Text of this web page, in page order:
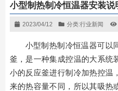
小型制热制冷恒温器安装说
2023/04/12 分类:行业新闻
小型制热制冷恒温器可以
釜，是一种集成控温的大系统
小的反应釜进行制冷加热控温
来的热容量不同，所以其吸热